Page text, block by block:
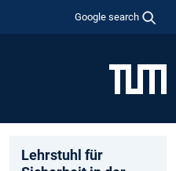
Google search
Lehrstuhl für